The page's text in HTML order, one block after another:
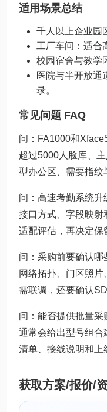
适用场景总结
千人以上企业园
工厂车间：适合
校园宿舍与教学
医院与半开放通
录。
常见问题 FAQ
问：FA1000和
超过5000人脸库、
型办公区、需要指纹
问：高速考勤系统
接口方式、字段映射
适配评估，再决定保
问：采购前要确认哪
网络拓扑、门区照
需联调，还要确认
问：能否提供批量采
通常会给出型号组合
清单、接线说明和上
获取方案/报价/